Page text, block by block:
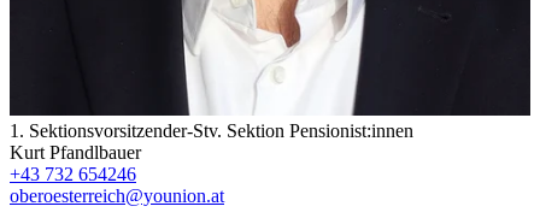
1. Sektionsvorsitzender-Stv. Sektion Pensionist:innen
Kurt Pfandlbauer
+43 732 654246
oberoesterreich@younion.at